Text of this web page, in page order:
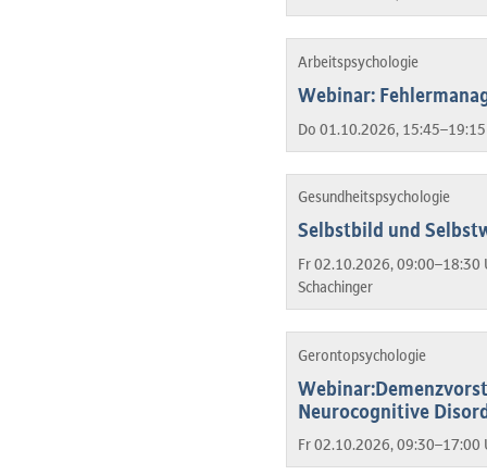
Arbeitspsychologie
Webinar:
Do 01.10.2026,
Gesundheitspsychologie
Selbstbild und
Fr 02.10.2026, 09:00–18:30
Schachinger
Gerontopsychologie
Neurocognitive
Fr 02.10.2026, 09:30–17:00